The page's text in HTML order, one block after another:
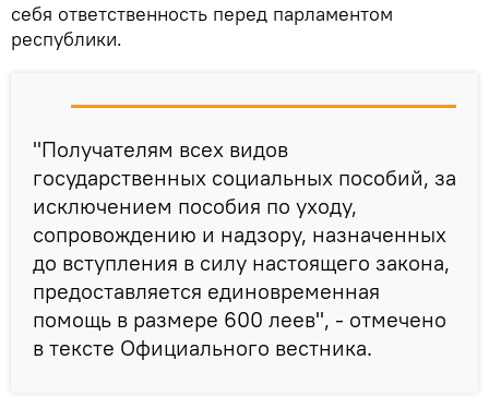
себя ответственность перед парламентом
республики.
"Получателям всех видов
государственных социальных пособий, за
исключением пособия по уходу,
сопровождению и надзору, назначенных
до вступления в силу настоящего закона,
предоставляется единовременная
помощь в размере 600 леев", - отмечено
в тексте Официального вестника.